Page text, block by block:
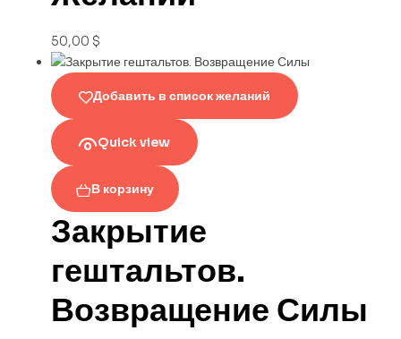
50,00 $
Добавить в список желаний
Quick view
В корзину
Закрытие
гештальтов.
Возвращение Силы